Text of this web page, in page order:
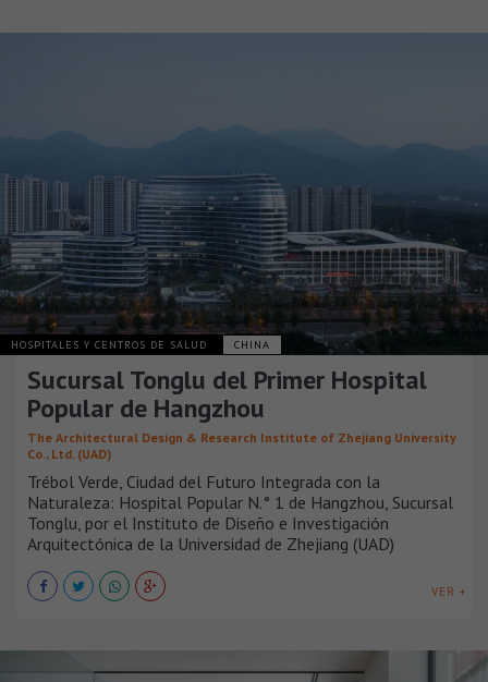
HOSPITALES Y CENTROS DE SALUD CHINA
Sucursal Tonglu del Primer Hospital
Popular de Hangzhou
The Architectural Design & Research Institute of Zhejiang University
Co., Ltd. (UAD)
Trébol Verde, Ciudad del Futuro Integrada con la
Naturaleza: Hospital Popular N.° 1 de Hangzhou, Sucursal
Tonglu, por el Instituto de Diseño e Investigación
Arquitectónica de la Universidad de Zhejiang (UAD)
VER +